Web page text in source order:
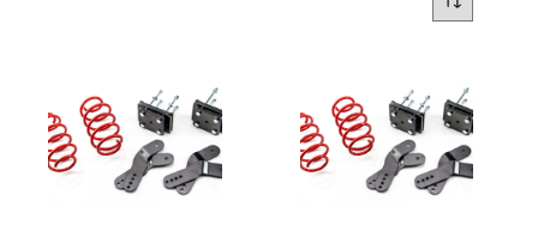
Categorias
Molas(55)